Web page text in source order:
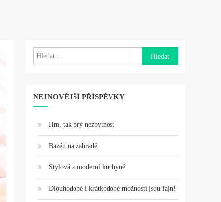
Vyhledávání
NEJNOVĚJŠÍ PŘÍSPĚVKY
Hm, tak prý nezbytnost
Bazén na zahradě
Stylová a moderní kuchyně
Dlouhodobé i krátkodobé možnosti jsou fajn!